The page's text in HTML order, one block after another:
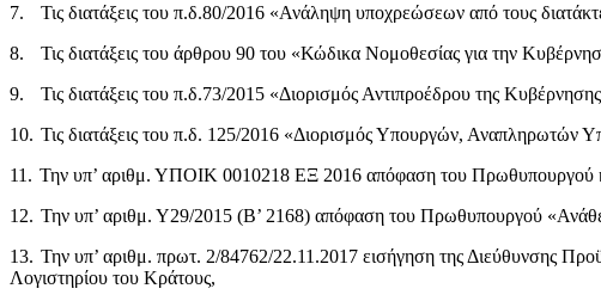
7.
Τις διατάξεις του π.δ.80/2016 «Ανάληψη υποχρεώσεων από τους
8.
Τις διατάξεις του άρθρου 90 του «Κώδικα Νομοθεσίας για την
9.
Τις διατάξεις του π.δ.73/2015 «Διορισμός Αντιπροέδρου της
10. Τις διατάξεις του π.δ. 125/2016 «Διορισμός Υπουργών, Αναπληρωτών
11. Την υπ’ αριθμ. ΥΠΟΙΚ 0010218 ΕΞ 2016 απόφαση του Πρωθυπουργού
12. Την υπ’ αριθμ. Υ29/2015 (Β’ 2168) απόφαση του Πρωθυπουργού
13. Την υπ’ αριθμ. πρωτ. 2/84762/22.11.2017 εισήγηση της Διεύθυνσης
Λογιστηρίου του Κράτους,